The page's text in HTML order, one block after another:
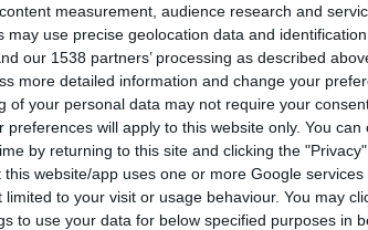
measurement, audience research and
may use precise geolocation data and
our 1538 partners’ processing as described
more detailed information and change your
of your personal data may not require your
preferences will apply to this website only. You
by returning to this site and clicking the
this website/app uses one or more Google
limited to your visit or usage behaviour. You may
to use your data for below specified purposes in
14k ή 18k χρυσό
λευκό, κίτρινο ή ρόζ χρυσό
Για οποιοδήποτε Πολύτιμο λίθο
EU νούμερο δακτύλου 48 έως 60
3 – 10 εργάσιμες ημέρες (κατόπιν
Πληροφορία:Η αναγραφόμενη τιμή
την παραγγελία σας θα πρέπει να